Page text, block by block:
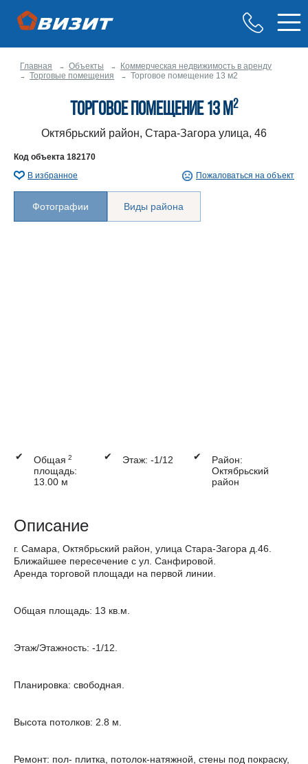
Главная Объекты
Коммерческая недвижимость в аренду
Торговые помещения
Торговое помещение 13 м2
Торговое помещение 13 м2
Октябрьский район, Стара-Загора улица, 46
Код объекта 182170
В избранное
Пожаловаться на объект
Фотографии Виды района
✔
Общая
площадь:
13.00 м
2 ✔ Этаж: -1/12 ✔
Район:
Октябрьский
район
Описание
г. Самара, Октябрьский район, улица Стара-Загора д.46.
Ближайшее пересечение с ул. Санфировой.
Аренда торговой площади на первой линии.
Общая площадь: 13 кв.м.
Этаж/Этажность: -1/12.
Планировка: свободная.
Высота потолков: 2.8 м.
Ремонт: пол- плитка, потолок-натяжной, стены под покраску,